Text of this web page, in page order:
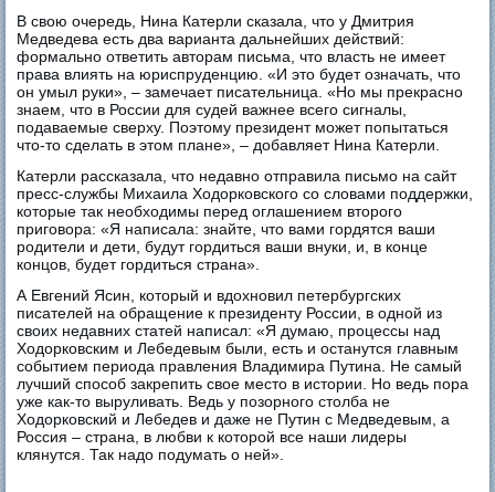
В свою очередь, Нина Катерли сказала, что у Дмитрия
Медведева есть два варианта дальнейших действий:
формально ответить авторам письма, что власть не имеет
права влиять на юриспруденцию. «И это будет означать, что
он умыл руки», – замечает писательница. «Но мы прекрасно
знаем, что в России для судей важнее всего сигналы,
подаваемые сверху. Поэтому президент может попытаться
что-то сделать в этом плане», – добавляет Нина Катерли.
Катерли рассказала, что недавно отправила письмо на сайт
пресс-службы Михаила Ходорковского со словами поддержки,
которые так необходимы перед оглашением второго
приговора: «Я написала: знайте, что вами гордятся ваши
родители и дети, будут гордиться ваши внуки, и, в конце
концов, будет гордиться страна».
А Евгений Ясин, который и вдохновил петербургских
писателей на обращение к президенту России, в одной из
своих недавних статей написал: «Я думаю, процессы над
Ходорковским и Лебедевым были, есть и останутся главным
событием периода правления Владимира Путина. Не самый
лучший способ закрепить свое место в истории. Но ведь пора
уже как-то выруливать. Ведь у позорного столба не
Ходорковский и Лебедев и даже не Путин с Медведевым, а
Россия – страна, в любви к которой все наши лидеры
клянутся. Так надо подумать о ней».